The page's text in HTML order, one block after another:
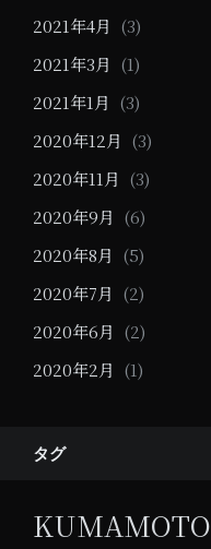
2021年4月 (3)
2021年3月 (1)
2021年1月 (3)
2020年12月 (3)
2020年11月 (3)
2020年9月 (6)
2020年8月 (5)
2020年7月 (2)
2020年6月 (2)
2020年2月 (1)
タグ
KUMAMOTO